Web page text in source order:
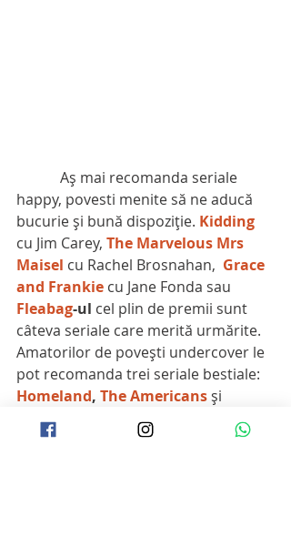
happy, povesti menite să ne aducă
bucurie şi bună dispoziţie. Kidding
cu Jim Carey, The Marvelous Mrs
Maisel cu Rachel Brosnahan, Grace
and Frankie cu Jane Fonda sau
Fleabag-ul cel plin de premii sunt
câteva seriale care merită urmărite.
Amatorilor de poveşti undercover le
pot recomanda trei seriale bestiale:
Homeland, The Americans şi
Person of Interest. Pasionatiilor de
seriale englezeşti le pot recomanda